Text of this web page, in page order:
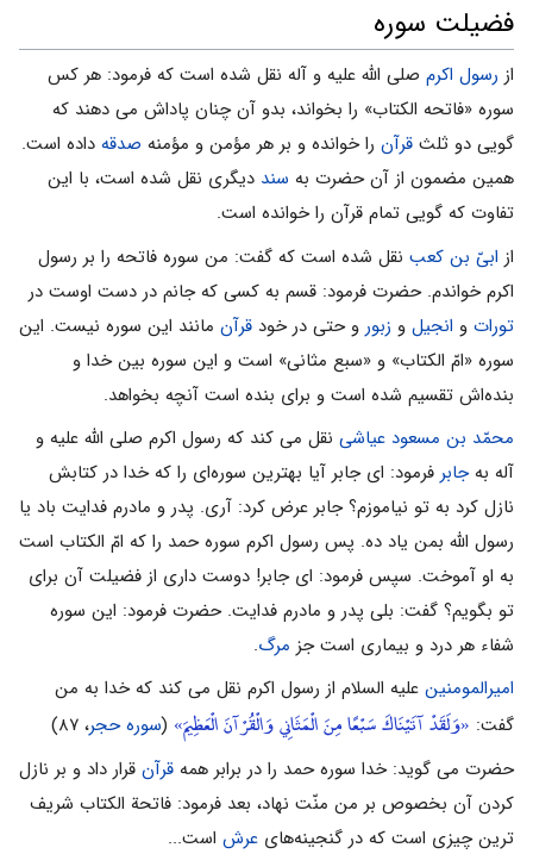
فضیلت سوره
از رسول اکرم صلی الله علیه و آله نقل شده است که فرمود: هر کس
سوره «فاتحه الکتاب» را بخواند، بدو آن چنان پاداش می دهند که
گویى دو ثلث قرآن را خوانده و بر هر مؤمن و مؤمنه صدقه داده است.
همین مضمون از آن حضرت به سند دیگرى نقل شده است، با این
تفاوت که گویى تمام قرآن را خوانده است.
از ابىّ بن کعب نقل شده است که گفت: من سوره فاتحه را بر رسول
اکرم خواندم. حضرت فرمود: قسم به کسى که جانم در دست اوست در
تورات و انجیل و زبور و حتى در خود قرآن مانند این سوره نیست. این
سوره «امّ الکتاب» و «سبع مثانى» است و این سوره بین خدا و
بنده‌اش تقسیم شده است و براى بنده است آنچه بخواهد.
محمّد بن مسعود عیاشی نقل می کند که رسول اکرم صلی الله علیه و
آله بهجابر فرمود: اى جابر آیا بهترین سوره‌اى را که خدا در کتابش
نازل کرد به تو نیاموزم؟ جابر عرض کرد: آرى. پدر و مادرم فدایت باد یا
رسول اللَّه بمن یاد ده. پس رسول اکرم سوره حمد را که امّ الکتاب است
به او آموخت. سپس فرمود: اى جابر! دوست دارى از فضیلت آن براى
تو بگویم؟ گفت: بلى پدر و مادرم فدایت. حضرت فرمود: این سوره
شفاء هر درد و بیمارى است جز مرگ.
امیرالمومنین علیه السلام از رسول اکرم نقل می کند که خدا به من
گفت: «وَلَقَدْ آتَيْنَاكَ سَبْعًا مِنَ الْمَثَانِي وَالْقُرْآنَ الْعَظِيمَ» (سوره حجر، ۸۷)
حضرت می گوید: خدا سوره حمد را در برابر همه قرآن قرار داد و بر نازل
کردن آن بخصوص بر من منّت نهاد، بعد فرمود: فاتحة الکتاب شریف
ترین چیزى است که در گنجینه‌هاى عرش است...